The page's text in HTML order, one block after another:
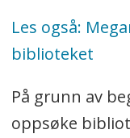
Les også:
biblioteket
På grunn av
oppsøke